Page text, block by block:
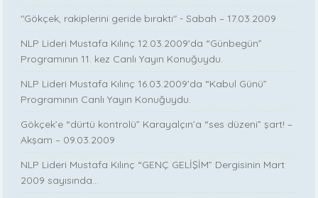
"Gökçek, rakiplerini geride bıraktı" - Sabah – 17.03.2009
NLP Lideri Mustafa Kılınç 12.03.2009'da “Günbegün”
Programının 11. kez Canlı Yayın Konuğuydu.
NLP Lideri Mustafa Kılınç 16.03.2009'da “Kabul Günü”
Programının Canlı Yayın Konuğuydu.
Gökçek’e “dürtü kontrolü” Karayalçın’a “ses düzeni” şart! –
Akşam – 09.03.2009
NLP Lideri Mustafa Kılınç “GENÇ GELİŞİM” Dergisinin Mart
2009 sayısında...